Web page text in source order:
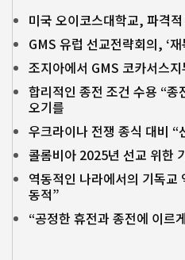
미국 오이코스대학교, 파격
GMS 유럽 선교전략회의, ‘
조지아에서 GMS 코카서스
합리적인 종전 조건 수용 “종
오기를
우크라이나 전쟁 종식 대비 “
콜롬비아 2025년 선교 위한
역동적인 나라에서의 기독교
동적”
“공정한 휴전과 종전에 이르